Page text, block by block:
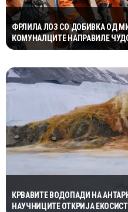
ФРЛИЛА ЛОЗ СО ДОБИВКА ОД
КОМУНАЛЦИТЕ НАПРАВИЛЕ
КРВАВИТЕ ВОДОПАДИ НА
НАУЧНИЦИТЕ ОТКРИЈА